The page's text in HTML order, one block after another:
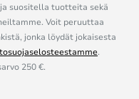
suositella tuotteita sekä
Voit peruuttaa
jonka löydät jokaisesta
.
250 €.